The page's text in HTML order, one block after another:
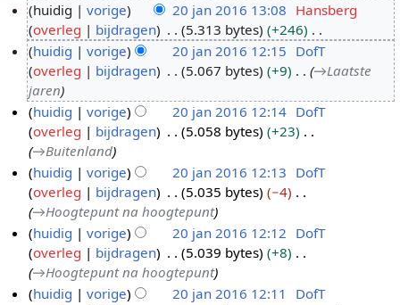
0
n
1
huidig vorige 20 jan 2016 13:08 Hansberg
overleg
bijdragen 5.313 bytes
+246
G
e
e
n
b
e
w
e
r
k
i
n
g
huidig vorige 20 jan 2016 12:15 DofT
overleg
bijdragen 5.067 bytes +9 →Laatste
jaren
huidig
vorige 20 jan 2016 12:14 DofT
overleg
bijdragen 5.058 bytes
+23
→Buitenland
huidig
vorige 20 jan 2016 12:13 DofT
overleg
bijdragen 5.035 bytes
−4
→Hoogtepunt na hoogtepunt
huidig
vorige 20 jan 2016 12:12 DofT
overleg
bijdragen 5.039 bytes
+8
→Hoogtepunt na hoogtepunt
huidig
vorige 20 jan 2016 12:11
DofT